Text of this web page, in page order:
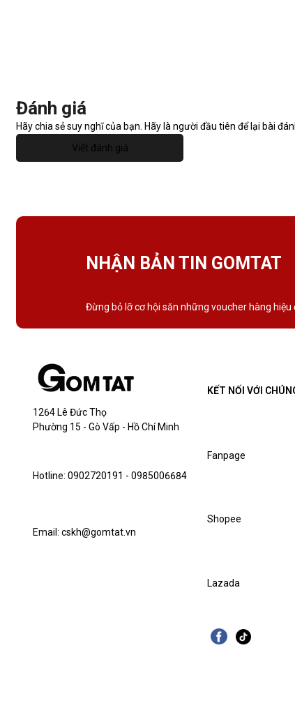
Đánh giá
Hãy chia sẻ suy nghĩ của bạn. Hãy là người đầu tiên để lại bài
Viết đánh giá
NHẬN BẢN TIN GOMTAT
Đừng bỏ lỡ cơ hội săn những voucher hàng
1264 Lê Đức Thọ
Phường 15 - Gò Vấp - Hồ Chí Minh
Hotline: 0902720191 - 0985006684
Email: cskh@gomtat.vn
KẾT NỐI VỚI
Fanpage
Shopee
Lazada